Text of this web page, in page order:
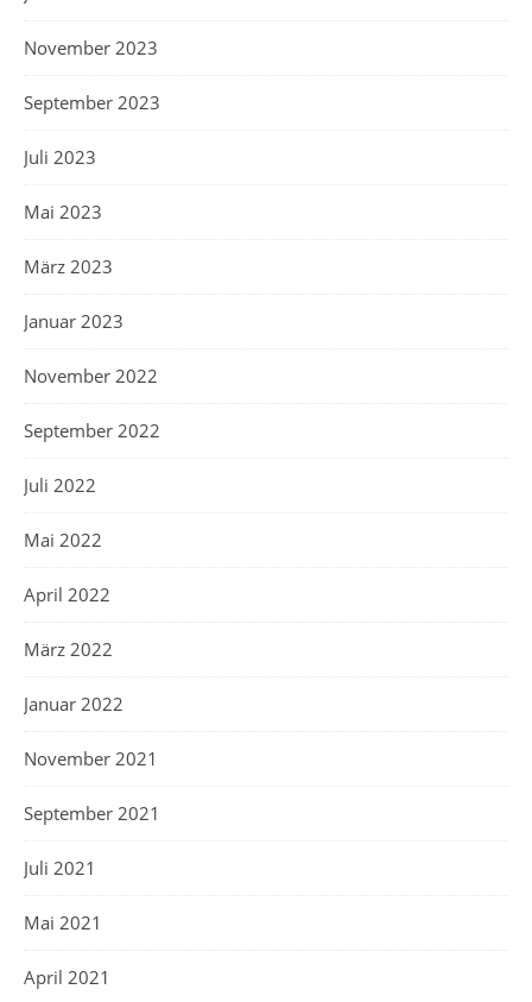
November 2023
September 2023
Juli 2023
Mai 2023
März 2023
Januar 2023
November 2022
September 2022
Juli 2022
Mai 2022
April 2022
März 2022
Januar 2022
November 2021
September 2021
Juli 2021
Mai 2021
April 2021